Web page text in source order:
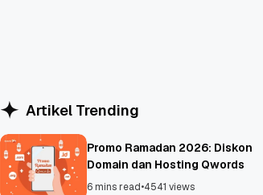
Artikel Trending
Promo Ramadan 2026: Diskon
Domain dan Hosting Qwords
6 mins read•4541 views